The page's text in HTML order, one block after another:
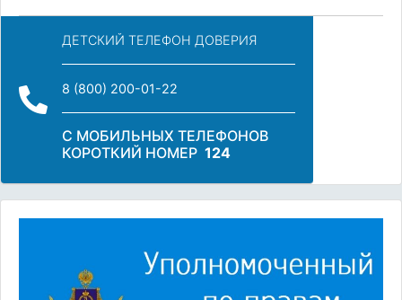
ДЕТСКИЙ ТЕЛЕФОН ДОВЕРИЯ
8 (800) 200-01-22
С МОБИЛЬНЫХ ТЕЛЕФОНОВ
КОРОТКИЙ НОМЕР 124